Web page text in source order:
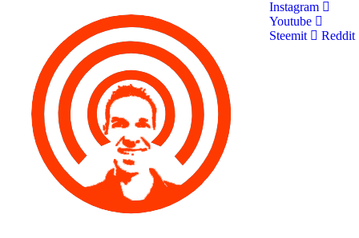
Instagram
Youtube
Steemit
Reddit